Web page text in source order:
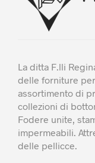
La ditta F.lli
delle forniture
assortimento di
collezioni di
Fodere unite,
impermeabili.
delle pellicce.